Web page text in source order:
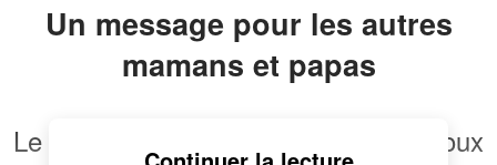
Un message pour les autres
mamans et papas
Le couple était fier de son bel et doux